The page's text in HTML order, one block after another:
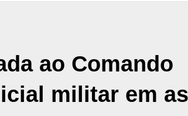
ao Comando
militar em